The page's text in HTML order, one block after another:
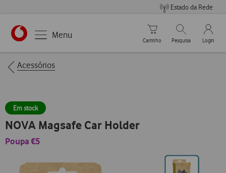
Estado da Rede
https://www.vodafone.pt
Menu
Carrinho de compras
Carrinho
Pesquisar
Pesquisa
My
Login
Breadcrumbs
Acessórios
Em stock
NOVA Magsafe Car Holder
Poupa €5